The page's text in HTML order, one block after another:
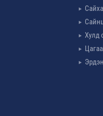
Хулд